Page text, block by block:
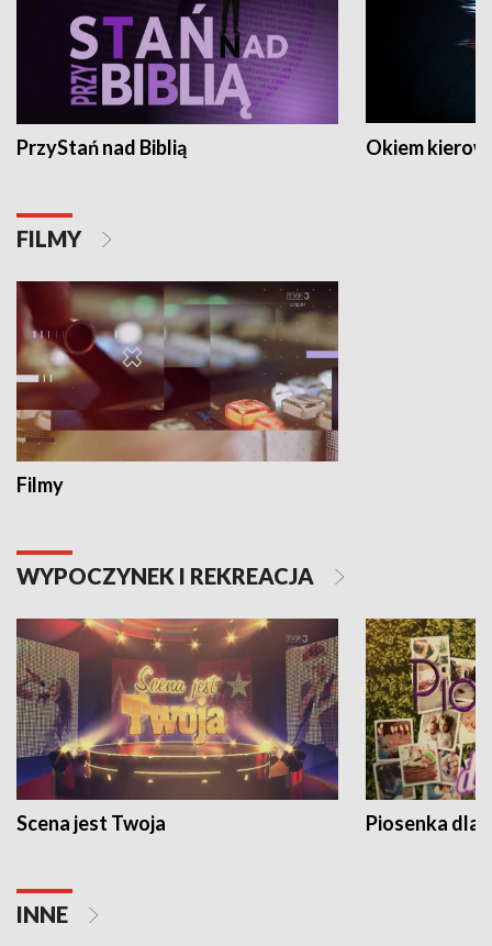
PrzyStań nad Biblią Okiem
FILMY
Filmy
WYPOCZYNEK I REKREACJA
Scena jest Twoja Piosenka dla
INNE